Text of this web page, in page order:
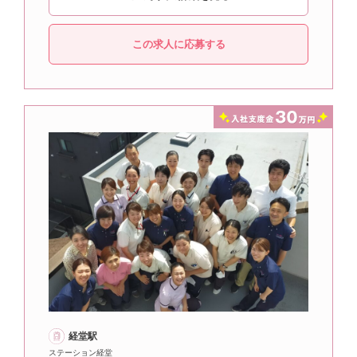
この求人に応募する
経堂駅
ステーション経堂